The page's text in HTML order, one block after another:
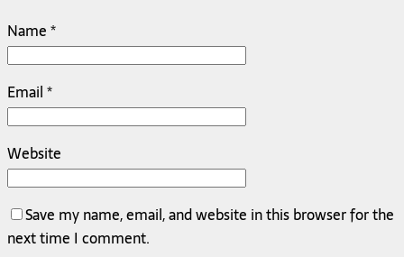
Name*
Email*
Website
Save my name, email, and website in this browser for the
next time I comment.